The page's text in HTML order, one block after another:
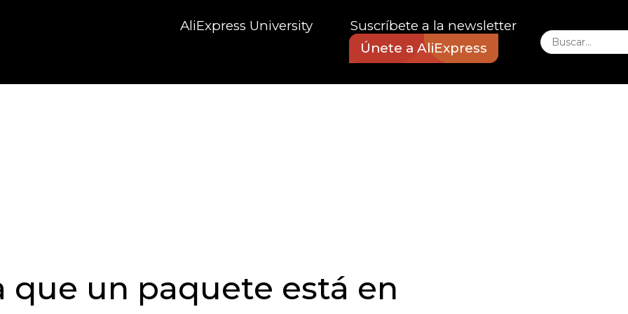
AliExpress University
Suscríbete a la newsletter
Únete a AliExpress
que un paquete está en